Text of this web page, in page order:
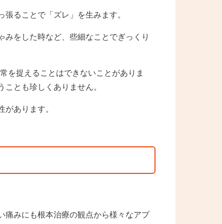
ることで「ズレ」を生みます。
をした時など、些細なことでぎっくり
を捉えることはできないことがありま
とも珍しくありません。
あります。
痛みにも根本治療の観点から様々なアプ